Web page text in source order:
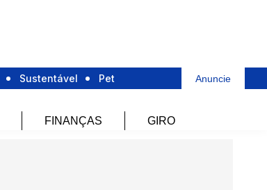
Sustentável Pet Anuncie
FINANÇAS GIRO